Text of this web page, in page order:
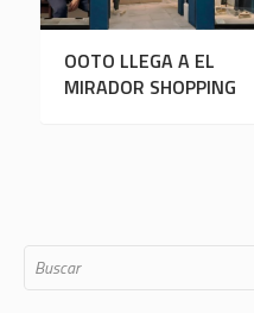
OOTO LLEGA A EL
MIRADOR SHOPPING